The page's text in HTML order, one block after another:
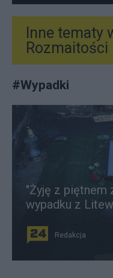
Inne tematy
Rozmaitości
#Wypadki
"Żyję z piętnem
wypadku z
Redakcja